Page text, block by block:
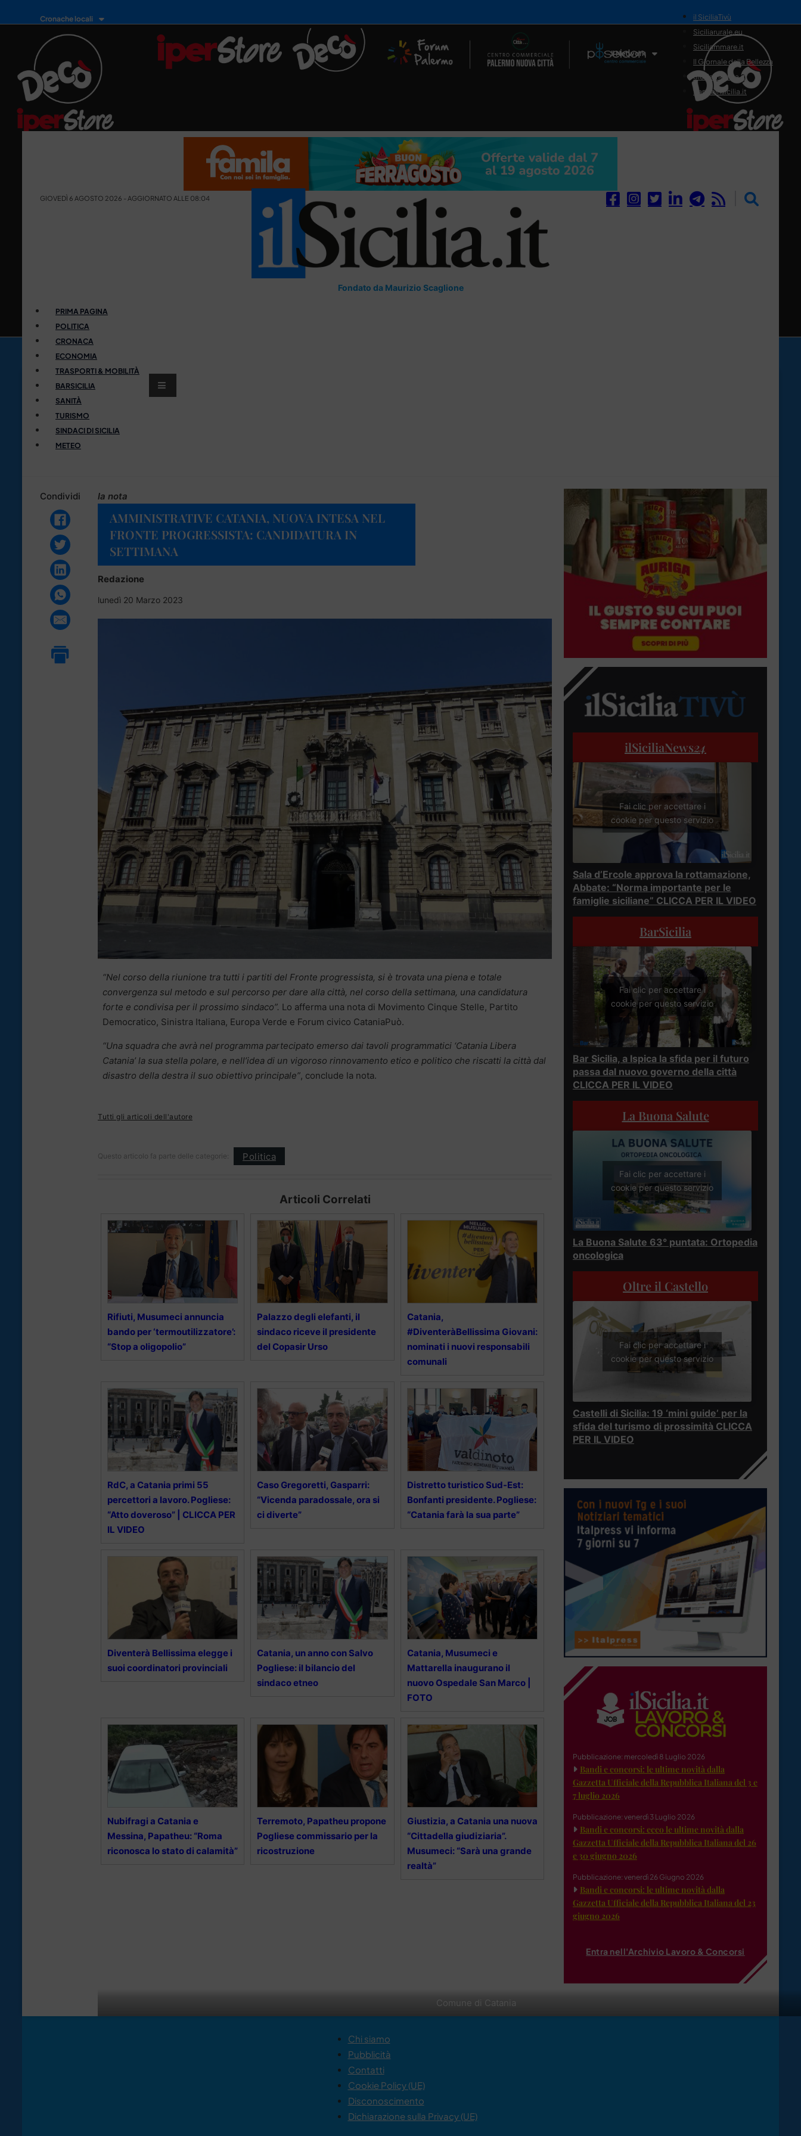
Cronache locali
Il Network
il SiciliaTivù
Siciliarurale.eu
Siciliammare.it
Il Giornale della Bellezza
Siciliamedica.it
Sanitainsicilia.it
GIOVEDÌ 6 AGOSTO 2026 - AGGIORNATO ALLE 08:04
Fondato da Maurizio Scaglione
PRIMA PAGINA
POLITICA
CRONACA
ECONOMIA
TRASPORTI & MOBILITÀ
BARSICILIA
SANITÀ
TURISMO
SINDACI DI SICILIA
METEO
Condividi la nota
AMMINISTRATIVE CATANIA, NUOVA INTESA NEL
FRONTE PROGRESSISTA: CANDIDATURA IN
SETTIMANA
Redazione
lunedì 20 Marzo 2023
Comune di Catania
“Nel corso della riunione tra tutti i partiti del Fronte progressista, si è trovata una piena e totale
convergenza sul metodo e sul percorso per dare alla città, nel corso della settimana, una candidatura
forte e condivisa per il prossimo sindaco”. Lo afferma una nota di Movimento Cinque Stelle, Partito
Democratico, Sinistra Italiana, Europa Verde e Forum civico CataniaPuò.
“Una squadra che avrà nel programma partecipato emerso dai tavoli programmatici ‘Catania Libera
Catania’ la sua stella polare, e nell’idea di un vigoroso rinnovamento etico e politico che riscatti la città dal
disastro della destra il suo obiettivo principale”, conclude la nota.
Tutti gli articoli dell'autore
Questo articolo fa parte delle categorie: Politica
Articoli Correlati
Rifiuti, Musumeci annuncia
bando per ‘termoutilizzatore’:
“Stop a oligopolio”
Palazzo degli elefanti, il
sindaco riceve il presidente
del Copasir Urso
Catania,
#DiventeràBellissima Giovani:
nominati i nuovi responsabili
comunali
RdC, a Catania primi 55
percettori a lavoro. Pogliese:
“Atto doveroso” | CLICCA PER
IL VIDEO
Caso Gregoretti, Gasparri:
“Vicenda paradossale, ora si
ci diverte”
Distretto turistico Sud-Est:
Bonfanti presidente. Pogliese:
“Catania farà la sua parte”
Diventerà Bellissima elegge i
suoi coordinatori provinciali
Catania, un anno con Salvo
Pogliese: il bilancio del
sindaco etneo
Catania, Musumeci e
Mattarella inaugurano il
nuovo Ospedale San Marco |
FOTO
Nubifragi a Catania e
Messina, Papatheu: “Roma
riconosca lo stato di calamità”
Terremoto, Papatheu propone
Pogliese commissario per la
ricostruzione
Giustizia, a Catania una nuova
“Cittadella giudiziaria”.
Musumeci: “Sarà una grande
realtà”
ilSiciliaNews24
Fai clic per accettare i
cookie per questo servizio
Sala d’Ercole approva la rottamazione,
Abbate: “Norma importante per le
famiglie siciliane” CLICCA PER IL VIDEO
BarSicilia
Fai clic per accettare i
cookie per questo servizio
Bar Sicilia, a Ispica la sfida per il futuro
passa dal nuovo governo della città
CLICCA PER IL VIDEO
La Buona Salute
Fai clic per accettare i
cookie per questo servizio
La Buona Salute 63° puntata: Ortopedia
oncologica
Oltre il Castello
Fai clic per accettare i
cookie per questo servizio
Castelli di Sicilia: 19 ‘mini guide’ per la
sfida del turismo di prossimità CLICCA
PER IL VIDEO
Pubblicazione: mercoledì 8 Luglio 2026
Bandi e concorsi: le ultime novità dalla
Gazzetta Ufficiale della Repubblica Italiana del 3 e
7 luglio 2026
Pubblicazione: venerdì 3 Luglio 2026
Bandi e concorsi: ecco le ultime novità dalla
Gazzetta Ufficiale della Repubblica Italiana del 26
e 30 giugno 2026
Pubblicazione: venerdì 26 Giugno 2026
Bandi e concorsi: le ultime novità dalla
Gazzetta Ufficiale della Repubblica Italiana del 23
giugno 2026
Entra nell'Archivio Lavoro & Concorsi
Chi siamo
Pubblicità
Contatti
Cookie Policy (UE)
Disconoscimento
Dichiarazione sulla Privacy (UE)